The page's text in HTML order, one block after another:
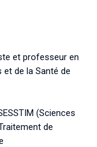
à Mayotte et à
actives ou
et professeur en
et de la Santé de
(Sciences
de